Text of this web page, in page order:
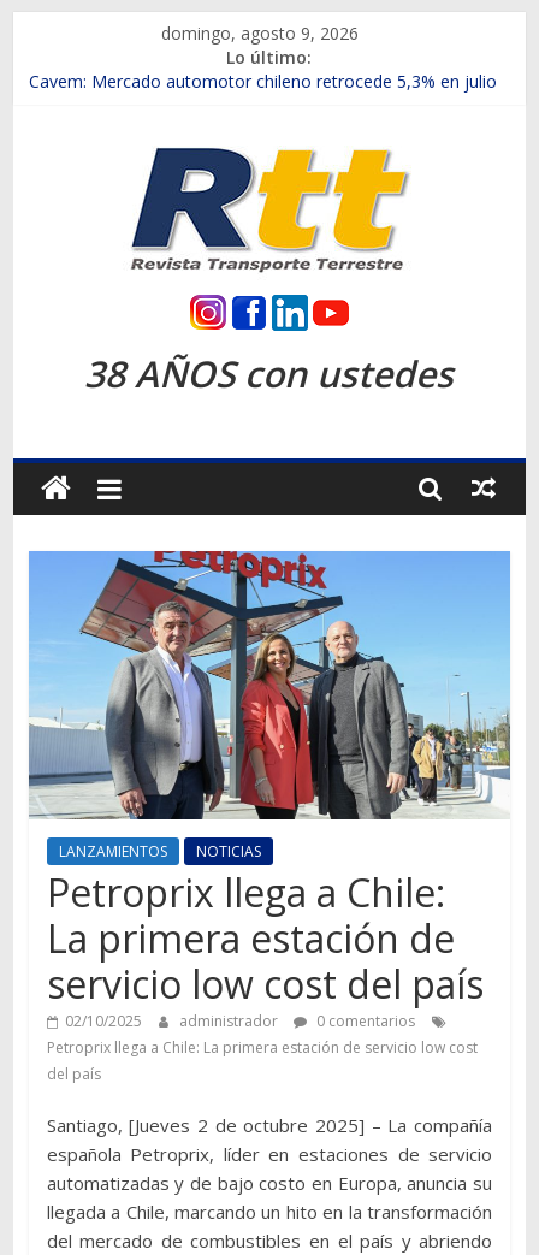
contenido
domingo, agosto 9, 2026
Lo último:
Chile es el primer mercado internacional en lanzar la nueva
Salfa suma vehículos electrificados de Chevrolet en el Biobío
Samex amplía su red con nuevas sucursales en Rancagua y
SINOTRUK Pick-ups presentó la recién estrenada Bolden en
la Expo Compras Públicas 2026
Revista
Transporte
Terrestre
camiones,
motos,
información
mundo
del
transporte
38 AÑOS con ustedes
LANZAMIENTOS NOTICIAS
Petroprix llega a Chile:
La primera estación de
servicio low cost del país
02/10/2025 administrador
0 comentarios
Petroprix llega a Chile: La primera estación de servicio low cost
del país
Santiago, [Jueves 2 de octubre 2025] – La compañía
española Petroprix, líder en estaciones de servicio
automatizadas y de bajo costo en Europa, anuncia su
llegada a Chile, marcando un hito en la transformación
del mercado de combustibles en el país y abriendo